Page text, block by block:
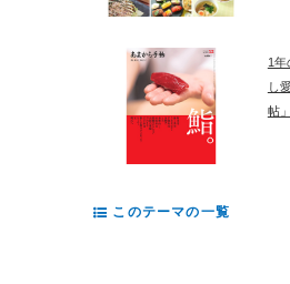
1年
し
帖
このテーマの一覧